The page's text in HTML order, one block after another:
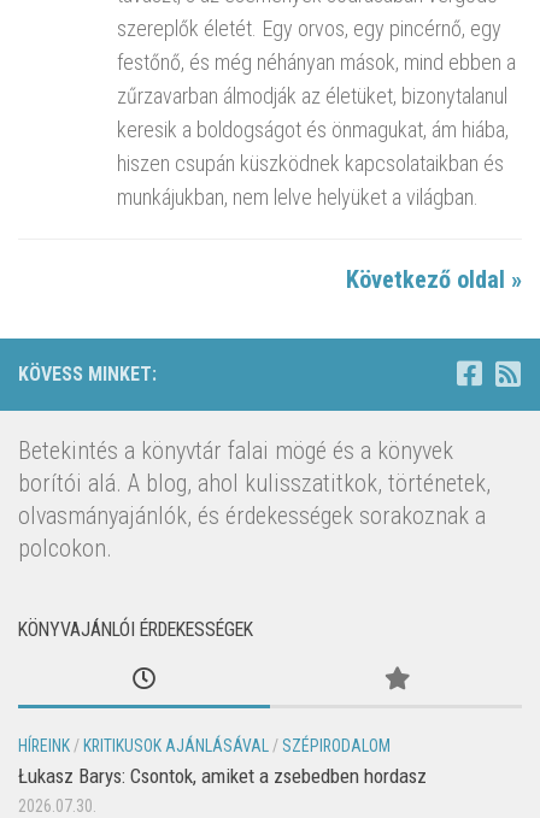
szereplők életét. Egy orvos, egy pincérnő, egy
festőnő, és még néhányan mások, mind ebben a
zűrzavarban álmodják az életüket, bizonytalanul
keresik a boldogságot és önmagukat, ám hiába,
hiszen csupán küszködnek kapcsolataikban és
munkájukban, nem lelve helyüket a világban.
Következő oldal »
KÖVESS MINKET:
Betekintés a könyvtár falai mögé és a könyvek
borítói alá. A blog, ahol kulisszatitkok, történetek,
olvasmányajánlók, és érdekességek sorakoznak a
polcokon.
KÖNYVAJÁNLÓI ÉRDEKESSÉGEK
HÍREINK/ KRITIKUSOK AJÁNLÁSÁVAL/ SZÉPIRODALOM
Łukasz Barys: Csontok, amiket a zsebedben hordasz
2026.07.30.